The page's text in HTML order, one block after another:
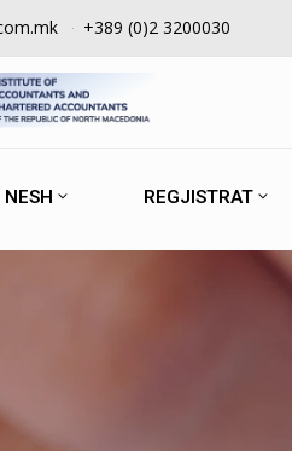
+389 (0)2 3200030
REGJISTRAT